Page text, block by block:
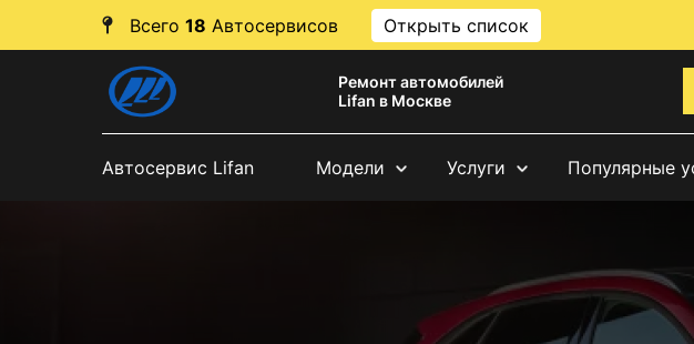
Всего 18 Автосервисов Открыть список
Ремонт автомобилей
Lifan в Москве
Автосервис Lifan Модели Услуги Популярные